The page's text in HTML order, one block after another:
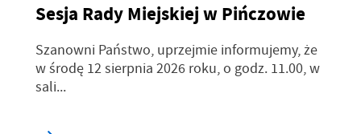
Sesja Rady Miejskiej w Pińczowie
Szanowni Państwo, uprzejmie informujemy, że
w środę 12 sierpnia 2026 roku, o godz. 11.00, w
sali...